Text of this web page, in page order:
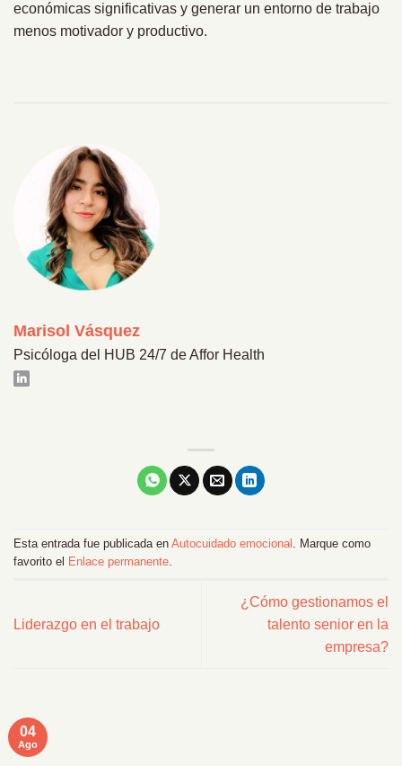
económicas significativas y generar un entorno de trabajo
menos motivador y productivo.
Marisol Vásquez
Psicóloga del HUB 24/7 de Affor Health
Esta entrada fue publicada en Autocuidado emocional . Marque como
favorito el Enlace permanente.
Liderazgo en el trabajo
¿Cómo gestionamos el
talento senior en la
empresa?
04
Ago